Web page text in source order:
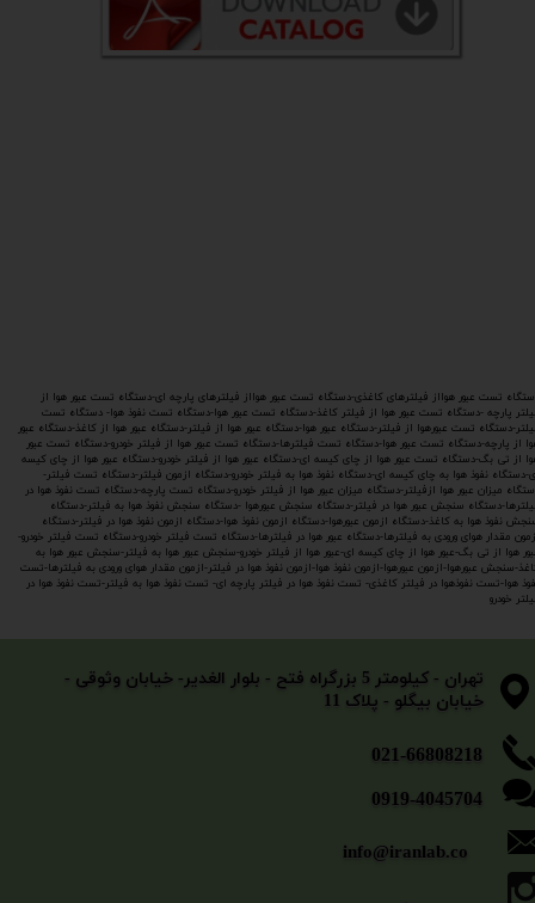
تست عبور هوااز فیلترهای کاغذی-دستگاه تست عبور هوااز فیلترهای پارچه ای-دستگاه تست عبور هوا از
پارچه -دستگاه تست عبور هوا از فیلتر کاغذ-دستگاه تست عبور هوا-دستگاه تست نفوذ هوا- دستگاه تست
دستگاه تست عبورهوا از فیلتر-دستگاه عبور هوا-دستگاه عبور هوا از فیلتر-دستگاه عبور هوا از کاغذ-دستگاه عبور
از پارچه-دستگاه تست عبور هوا-دستگاه تست فیلترها-دستگاه تست عبور هوا از فیلتر خودرو-دستگاه تست عبور
از تی بگ-دستگاه تست عبور هوا از چای کیسه ای-دستگاه عبور هوا از فیلتر خودرو-دستگاه عبور هوا از چای کیسه
دستگاه نفوذ هوا به چای کیسه ای-دستگاه نفوذ هوا به فیلتر خودرو-دستگاه ازمون فیلتر-دستگاه تست فیلتر-
میزان عبور هوا ازفیلتر-دستگاه میزان عبور هوا از فیلتر خودرو-دستگاه تست پارچه-دستگاه تست نفوذ هوا در
دستگاه سنجش عبور هوا در فیلتر-دستگاه سنجش عبورهوا -دستگاه سنجش نفوذ هوا به فیلتر-دستگاه
نفوذ هوا به کاغذ-دستگاه ازمون عبورهوا-دستگاه ازمون نفوذ هوا-دستگاه ازمون نفوذ هوا در فیلتر-دستگاه
مقدار هوای ورودی به فیلترها-دستگاه عبور هوا در فیلترها-دستگاه تست فیلتر خودرو-دستگاه تست فیلتر خودرو-
هوا از تی بگ-عبور هوا از چای کیسه ای-عبور هوا از فیلتر خودرو-سنجش عبور هوا به فیلتر-سنجش عبور هوا به
سنجش عبورهوا-ازمون عبورهوا-ازمون نفوذ هوا-ازمون نفوذ هوا در فیلتر-ازمون مقدار هوای ورودی به فیلترها-تست
هوا-تست نفوذهوا در فیلتر کاغذی- تست نفوذ هوا در فیلتر پارچه ای- تست نفوذ هوا به فیلتر-تست نفوذ هوا در
خودرو
​​​​​021-66808218
0919-4045704
​​​​​​​تهران - کیلومتر 5 بزرگراه فتح - بلوار الغدیر- خیابان وثوقی -
خیابان بیگلو - پلاک 11
info@iranlab.co